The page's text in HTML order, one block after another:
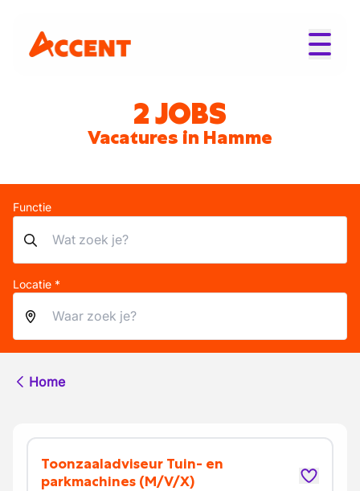
2 JOBS
Vacatures in Hamme
Functie
Locatie *
Home
Toonzaaladviseur Tuin- en
parkmachines (M/V/X)